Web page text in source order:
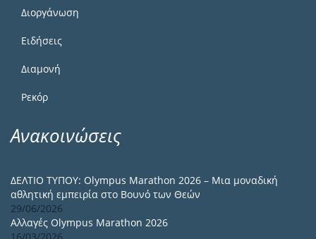
Διοργάνωση
Ειδήσεις
Διαμονή
Ρεκόρ
Ανακοινώσεις
ΔΕΛΤΙΟ ΤΥΠΟΥ: Olympus Marathon 2026 – Μια μοναδική
αθλητική εμπειρία στο Βουνό των Θεών
29/06/2026
Αλλαγές Olympus Marathon 2026